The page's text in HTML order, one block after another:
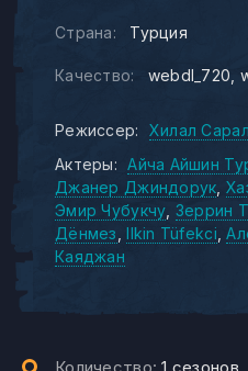
Страна: Турция
Качество: webdl_720
Режиссер:
Хилал Сарал
Актеры:
Айча Айшин
Джанер Джиндорук
Эмир Чубукчу Зеррин
Дёнмез
Ilkin Tüfekci
Каяджан